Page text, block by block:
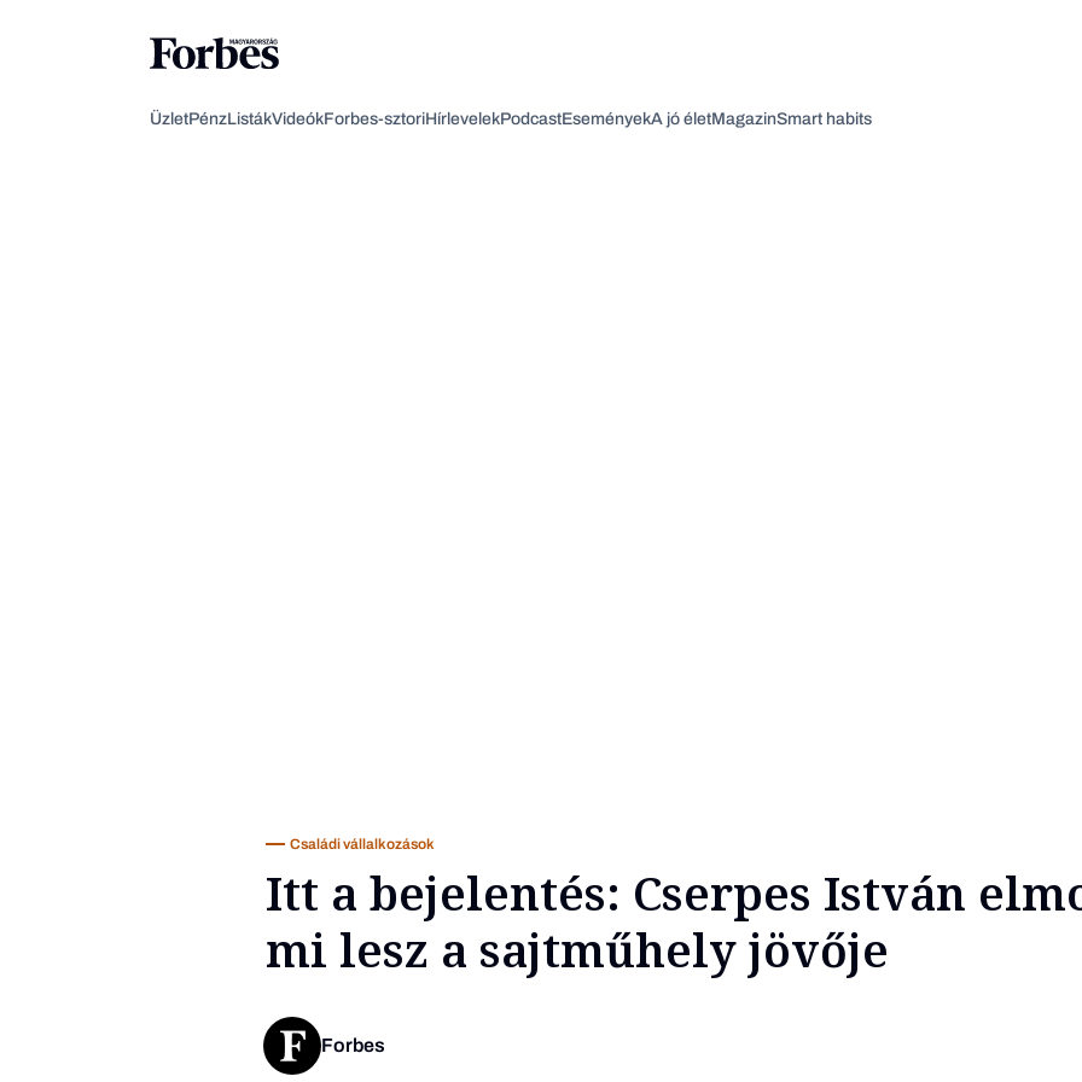
ÜzletPénzListákVideókForbes-sztoriHírlevelekPodcastEseményekA jó életMagazinSmart habits
Családi vállalkozások
Itt a bejelentés: Cserpes István
mi lesz a sajtműhely jövője
Forbes